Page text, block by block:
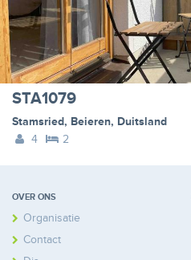
STA1079
Stamsried, Beieren, Duitsland
4
2
OVER ONS
Organisatie
Contact